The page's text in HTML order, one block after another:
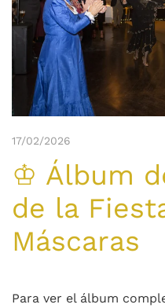
17/02/2026
♔ Álbum
de la
Máscaras
Para ver el álbum